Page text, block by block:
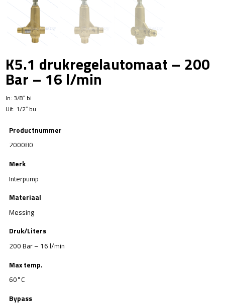
K5.1 drukregelautomaat – 200
Bar – 16 l/min
In: 3/8″ bi
Uit: 1/2″ bu
Productnummer
200080
Merk
Interpump
Materiaal
Messing
Druk/Liters
200 Bar – 16 l/min
Max temp.
60°C
Bypass